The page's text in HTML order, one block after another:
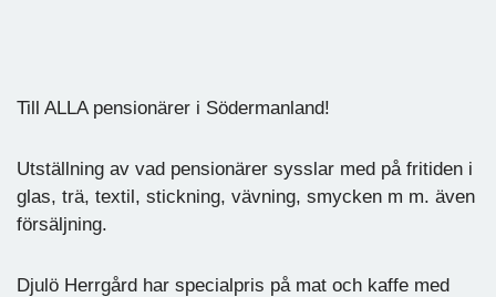
Till ALLA pensionärer i Södermanland!
Utställning av vad pensionärer sysslar med på fritiden i
glas, trä, textil, stickning, vävning, smycken m m. även
försäljning.
Djulö Herrgård har specialpris på mat och kaffe med